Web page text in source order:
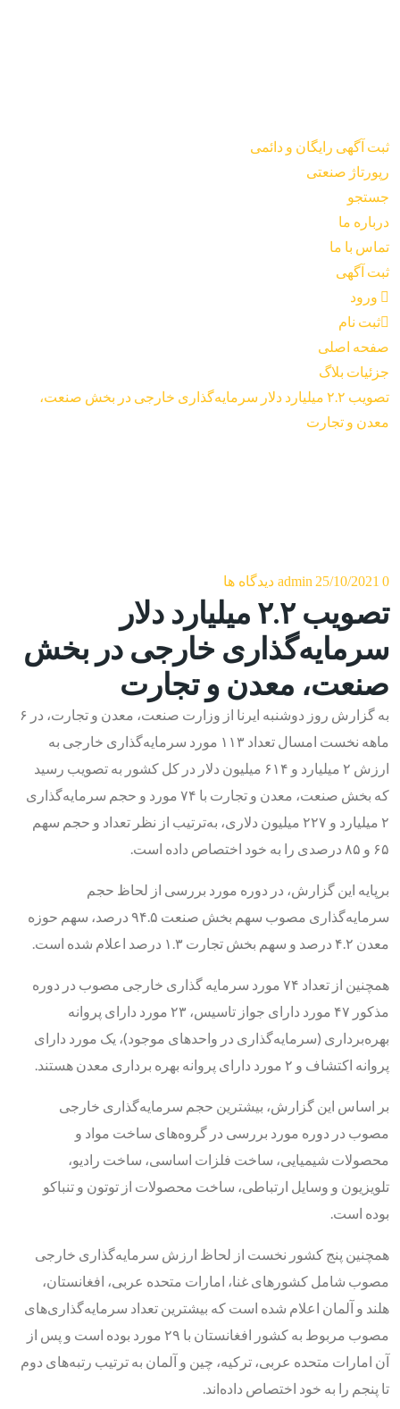
ثبت آگهی رایگان و دائمی
رپورتاژ صنعتی
جستجو
درباره ما
تماس با ما
ثبت آگهی
ورود
ثبت نام
صفحه اصلی
جزئیات بلاگ
تصویب ۲.۲ میلیارد دلار سرمایه‌گذاری خارجی در بخش صنعت،
معدن و تجارت
admin 25/10/2021 0 دیدگاه ها
تصویب ۲.۲ میلیارد دلار
سرمایه‌گذاری خارجی در بخش
صنعت، معدن و تجارت
به گزارش روز دوشنبه ایرنا از وزارت صنعت، معدن و تجارت، در ۶
ماهه نخست امسال تعداد ۱۱۳ مورد سرمایه‌گذاری خارجی به
ارزش ۲ میلیارد و ۶۱۴ میلیون دلار در کل کشور به تصویب رسید
که بخش صنعت، معدن و تجارت با ۷۴ مورد و حجم سرمایه‌گذاری
۲ میلیارد و ۲۲۷ میلیون دلاری، به‌ترتیب از نظر تعداد و حجم سهم
۶۵ و ۸۵ درصدی را به خود اختصاص داده است.
برپایه این گزارش، در دوره مورد بررسی از لحاظ حجم
سرمایه‌گذاری مصوب سهم بخش صنعت ۹۴.۵ درصد، سهم حوزه
معدن ۴.۲ درصد و سهم بخش تجارت ۱.۳ درصد اعلام شده است.
همچنین از تعداد ۷۴ مورد سرمایه گذاری خارجی مصوب در دوره
مذکور ۴۷ مورد دارای جواز تاسیس، ۲۳ مورد دارای پروانه
بهره‌برداری (سرمایه‌گذاری در واحدهای موجود)، یک مورد دارای
پروانه اکتشاف و ۲ مورد دارای پروانه بهره برداری معدن هستند.
بر اساس این گزارش، بیشترین حجم سرمایه‌گذاری خارجی
مصوب در دوره مورد بررسی در گروه‌های ساخت مواد و
محصولات شیمیایی، ساخت فلزات اساسی، ساخت رادیو،
تلویزیون و وسایل ارتباطی، ساخت محصولات از توتون و تنباکو
بوده است.
همچنین پنج کشور نخست از لحاظ ارزش سرمایه‌گذاری خارجی
مصوب شامل کشورهای غنا، امارات متحده عربی، افغانستان،
هلند و آلمان اعلام شده است که بیشترین تعداد سرمایه‌گذاری‌های
مصوب مربوط به کشور افغانستان با ۲۹ مورد بوده است و پس از
آن امارات متحده عربی، ترکیه، چین و آلمان به ترتیب رتبه‌های دوم
تا پنجم را به خود اختصاص داده‌اند.